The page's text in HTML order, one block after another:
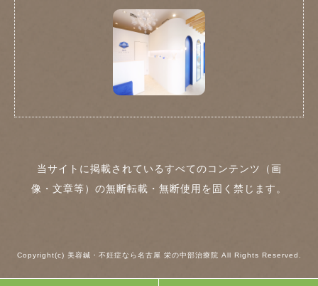
当サイトに掲載されているすべてのコンテンツ（画
像・文章等）の無断転載・無断使用を固く禁じます。
Copyright(c) 美容鍼・不妊症なら名古屋 栄の中部治療院 All Rights Reserved.